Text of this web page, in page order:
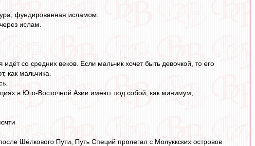
фундированная исламом.
ислам.
со средних веков. Если мальчик хочет быть девочкой, то его
как мальчика.
в Юго-Восточной Азии имеют под собой, как минимум,
Шёлкового Пути, Путь Специй пролегал с Молуккских островов